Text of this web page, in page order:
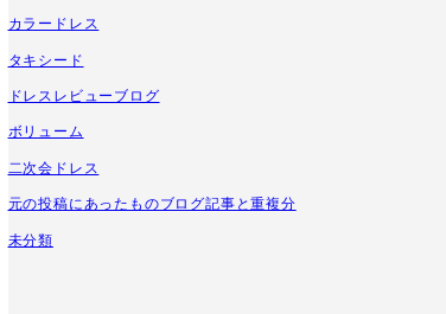
カラードレス
タキシード
ドレスレビューブログ
ボリューム
二次会ドレス
元の投稿にあったものブログ記事と重複分
未分類